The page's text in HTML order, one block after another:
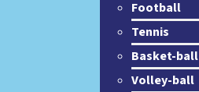
Football
Tennis
Basket-ball
Volley-ball